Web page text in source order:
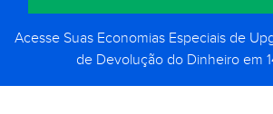
Acesse Suas Economias Especiais de
de Devolução do Dinheiro em